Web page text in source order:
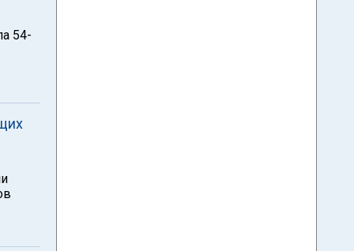
54-